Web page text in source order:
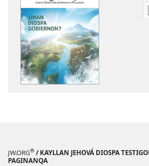
JW.ORG® / KAYLLAN JEHOVÁ DIOSPA
PAGINANQA